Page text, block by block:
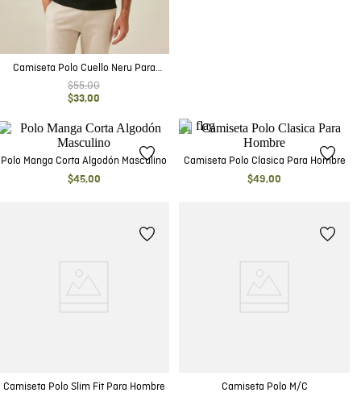
Camiseta Polo Cuello Neru Para
Hombre
$55,00
$33,00
Polo Manga Corta Algodón Masculino
$45,00
Camiseta Polo Clasica Para Hombre
$49,00
Camiseta Polo Slim Fit Para Hombre Camiseta Polo M/C